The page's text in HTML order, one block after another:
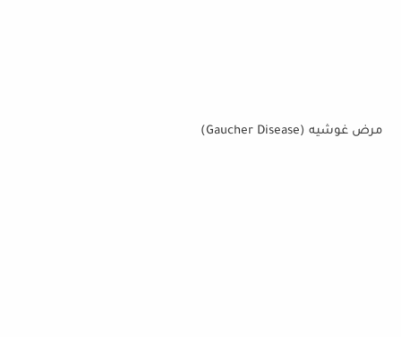
مرض غوشيه (Gaucher Disease)